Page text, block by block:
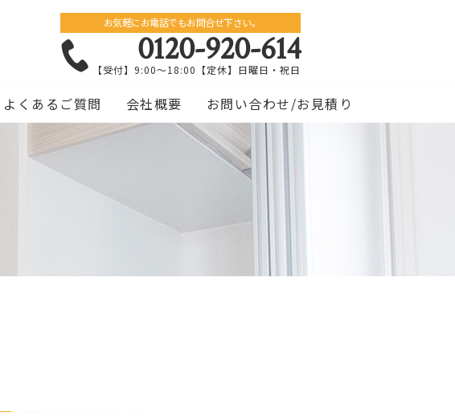
お気軽にお電話でもお問合せ下さい。
0120-920-614
【受付】9:00～18:00【定休】日曜日・祝日
よくあるご質問 会社概要 お問い合わせ/お見積り